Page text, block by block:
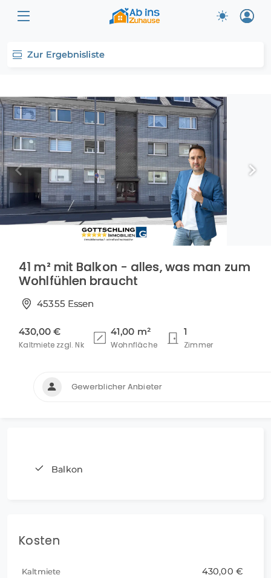
Zur Ergebnisliste
Gewerblicher Anbieter
41 m² mit Balkon - alles, was man zum
Wohlfühlen braucht
45355 Essen
430,00 €
Kaltmiete zzgl. Nk
41,00 m²
Wohnfläche
1
Zimmer
Balkon
Kosten
Kaltmiete 430,00 €